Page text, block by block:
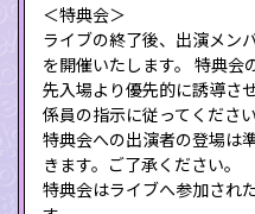
＜特典会＞
ライブの終了後、出演メン
を開催いたします。 特典会
先入場より優先的に誘導さ
係員の指示に従ってください
特典会への出演者の登場は
きます。ご了承ください。
特典会はライブへ参加され